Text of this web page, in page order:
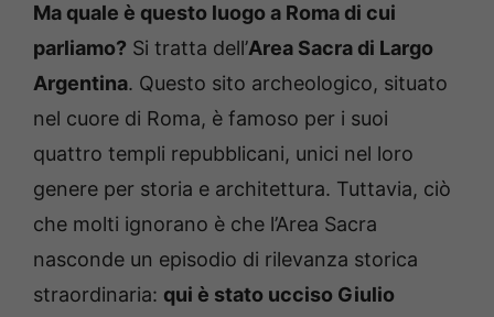
Ma quale è questo luogo a Roma di cui
parliamo? Si tratta dell’Area Sacra di Largo
Argentina. Questo sito archeologico, situato
nel cuore di Roma, è famoso per i suoi
quattro templi repubblicani, unici nel loro
genere per storia e architettura. Tuttavia, ciò
che molti ignorano è che l’Area Sacra
nasconde un episodio di rilevanza storica
straordinaria: qui è stato ucciso Giulio